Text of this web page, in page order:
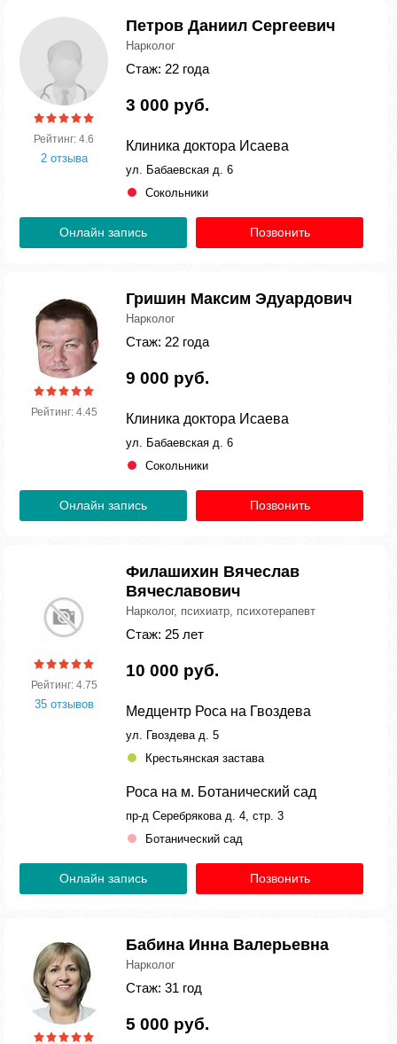
Рейтинг: 4.6
2 отзыва
Петров Даниил Сергеевич
Нарколог
Стаж: 22 года
3 000 руб.
Клиника доктора Исаева
ул. Бабаевская д. 6
Сокольники
Онлайн запись Позвонить
Рейтинг: 4.45
Гришин Максим Эдуардович
Нарколог
Стаж: 22 года
9 000 руб.
Клиника доктора Исаева
ул. Бабаевская д. 6
Сокольники
Онлайн запись Позвонить
Рейтинг: 4.75
35 отзывов
Филашихин Вячеслав
Вячеславович
Нарколог, психиатр, психотерапевт
Стаж: 25 лет
10 000 руб.
Медцентр Роса на Гвоздева
ул. Гвоздева д. 5
Крестьянская застава
Роса на м. Ботанический сад
пр-д Серебрякова д. 4, стр. 3
Ботанический сад
Онлайн запись Позвонить
Бабина Инна Валерьевна
Нарколог
Стаж: 31 год
5 000 руб.